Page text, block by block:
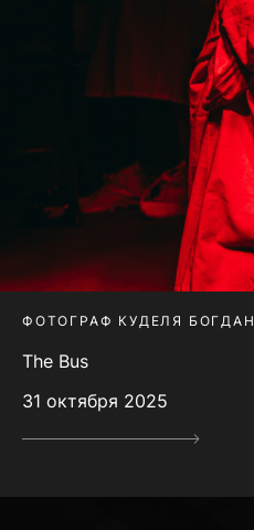
ФОТОГРАФ КУДЕЛЯ БОГДАН
The Bus
31 октября 2025